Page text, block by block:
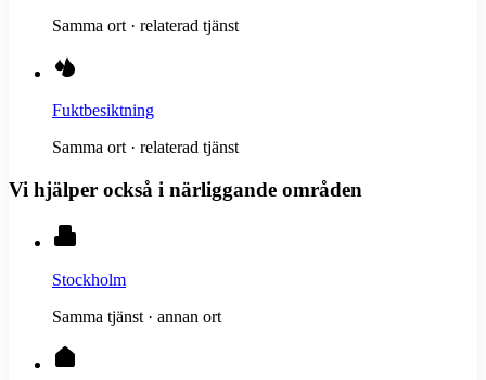
Samma ort · relaterad tjänst
Fuktbesiktning
Samma ort · relaterad tjänst
Vi hjälper också i närliggande områden
Stockholm
Samma tjänst · annan ort